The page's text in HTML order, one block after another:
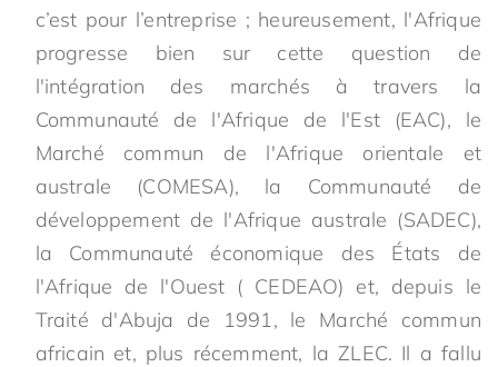
c’est pour l’entreprise ; heureusement, l'Afrique
progresse bien sur cette question de
l'intégration des marchés à travers la
Communauté de l'Afrique de l'Est (EAC), le
Marché commun de l'Afrique orientale et
australe (COMESA), la Communauté de
développement de l'Afrique australe (SADEC),
la Communauté économique des États de
l'Afrique de l'Ouest ( CEDEAO) et, depuis le
Traité d'Abuja de 1991, le Marché commun
africain et, plus récemment, la ZLEC. Il a fallu